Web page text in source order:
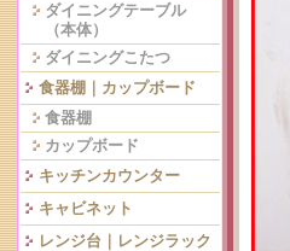
ダイニングテーブル
（本体）
ダイニングこたつ
食器棚｜カップボード
食器棚
カップボード
キッチンカウンター
キャビネット
レンジ台｜レンジラック